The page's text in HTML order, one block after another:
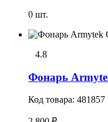
0 шт.
4.8
Фонарь
Код товара: 481857